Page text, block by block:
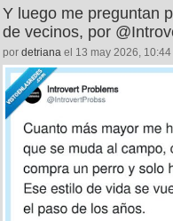
Y luego me preguntan
de vecinos, por
por detriana el 13 may 2026, 10:44